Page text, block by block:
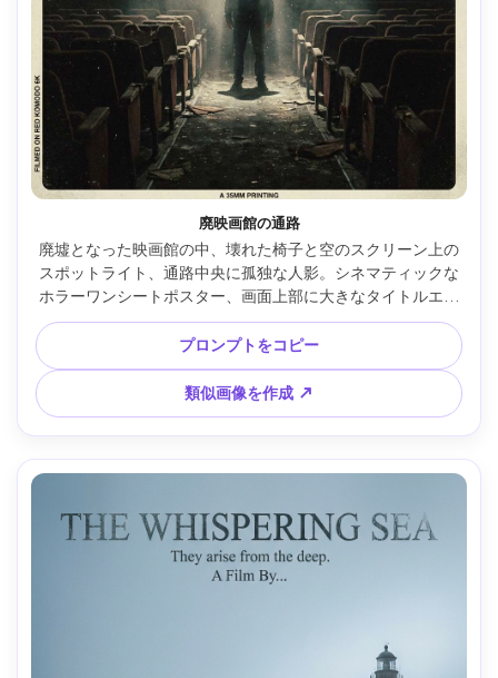
廃映画館の通路
廃墟となった映画館の中、壊れた椅子と空のスクリーン上の
スポットライト、通路中央に孤独な人影。シネマティックな
ホラーワンシートポスター、画面上部に大きなタイトルエリ
ア、体積光と浮遊するダスト、RED Komodo 6K・24mmレン
ズ、広い構図と強いシンメトリー、ヴィンテージ風、劇的な
コントラスト、高解像度、300dpi印刷対応、下部に控えめな
クレジット --ar 4:5
プロンプトをコピー
類似画像を作成 ↗